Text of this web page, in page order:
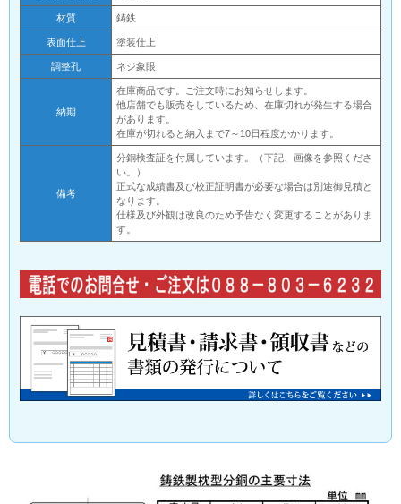
材質 鋳鉄
表面仕上 塗装仕上
調整孔 ネジ象眼
納期
在庫商品です。ご注文時にお知らせします。
他店舗でも販売をしているため、在庫切れが発生する場合
があります。
在庫が切れると納入まで7～10日程度かかります。
備考
分銅検査証を付属しています。（下記、画像を参照くださ
い。）
正式な成績書及び校正証明書が必要な場合は別途御見積と
なります。
仕様及び外観は改良のため予告なく変更することがありま
す。